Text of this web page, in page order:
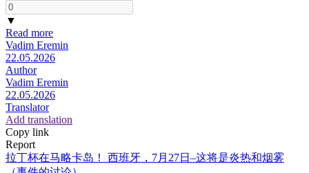
▼
Read more
Vadim Eremin
22.05.2026
Author
Vadim Eremin
22.05.2026
Translator
Add translation
Copy link
Report
拉丁杯在马略卡岛！ 西班牙，7月27日–这将是炎热和烟雾